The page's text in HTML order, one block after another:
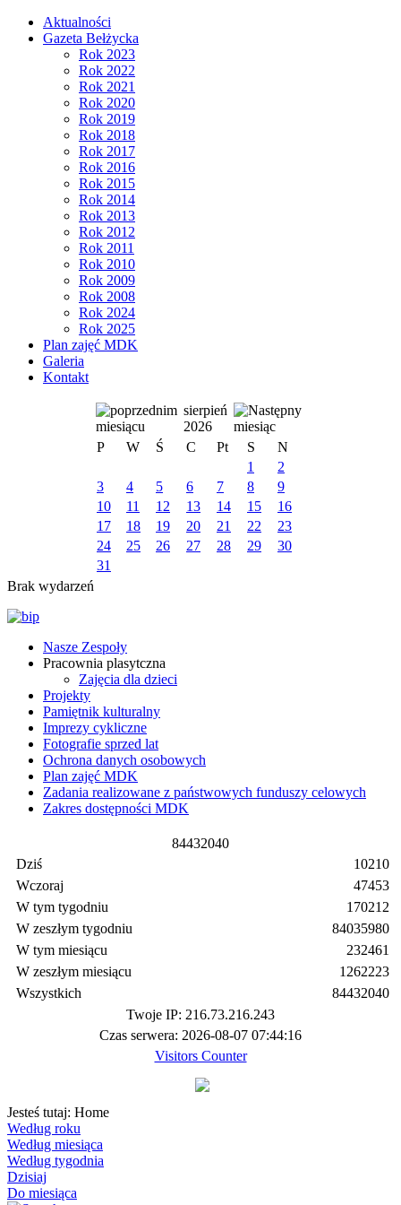
Aktualności
Gazeta Bełżycka
Rok 2023
Rok 2022
Rok 2021
Rok 2020
Rok 2019
Rok 2018
Rok 2017
Rok 2016
Rok 2015
Rok 2014
Rok 2013
Rok 2012
Rok 2011
Rok 2010
Rok 2009
Rok 2008
Rok 2024
Rok 2025
Plan zajęć MDK
Galeria
Kontakt
sierpień
2026
P
W Ś C Pt S
N
1
2
3
4 5 6 7 8
9
10
11 12 13 14 15
16
17
18 19 20 21 22
23
24
25 26 27 28 29
30
31
Brak wydarzeń
Nasze Zespoły
Pracownia plasytczna
Zajęcia dla dzieci
Projekty
Pamiętnik kulturalny
Imprezy cykliczne
Fotografie sprzed lat
Ochrona danych osobowych
Plan zajęć MDK
Zadania realizowane z państwowych funduszy celowych
Zakres dostępności MDK
84432040
Dziś
Wczoraj
W tym tygodniu
W zeszłym tygodniu
W tym miesiącu
W zeszłym miesiącu
Wszystkich
10210
47453
170212
84035980
232461
1262223
84432040
Twoje IP: 216.73.216.243
Czas serwera: 2026-08-07 07:44:16
Visitors Counter
Jesteś tutaj: Home
Według roku
Według miesiąca
Według tygodnia
Dzisiaj
Do miesiąca